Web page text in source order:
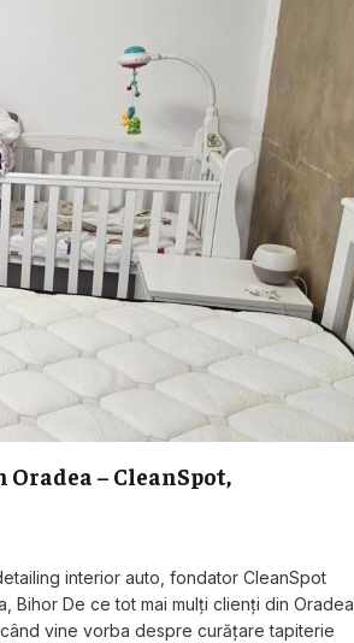
– CleanSpot,
interior auto, fondator CleanSpot
Bihor De ce tot mai mulți clienți din Oradea
vine vorba despre curățare tapiterie